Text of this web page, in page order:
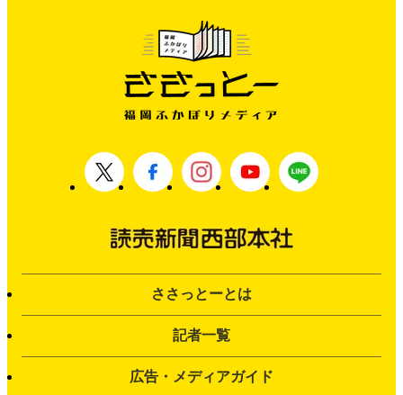
ささっとーとは
記者一覧
広告・メディアガイド